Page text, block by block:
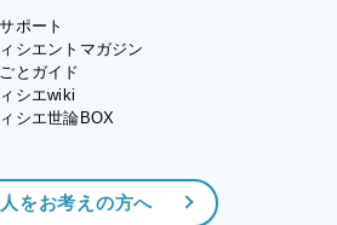
ポート
シエントマガジン
とガイド
シエwiki
シエ世論BOX
人をお考えの方へ